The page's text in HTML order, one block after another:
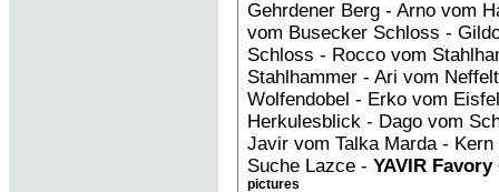
Gehrdener Berg - Arno vom
vom Busecker Schloss -
Schloss - Rocco vom
Stahlhammer - Ari vom
Wolfendobel - Erko vom
Herkulesblick - Dago vom
Javir vom Talka Marda -
Suche Lazce - YAVIR
pictures